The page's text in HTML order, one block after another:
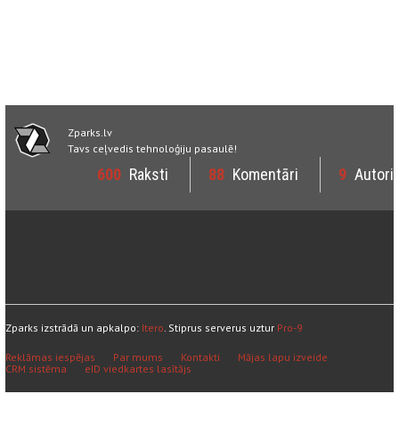
Zparks.lv
Tavs ceļvedis tehnoloģiju pasaulē!
600 Raksti 88 Komentāri 9 Autori
Zparks izstrādā un apkalpo: Itero. Stiprus serverus uztur Pro-9
Reklāmas iespējas Par mums Kontakti
Mājas lapu izveide
CRM sistēma
eID viedkartes lasītājs